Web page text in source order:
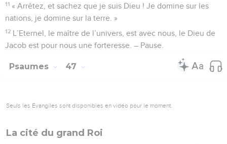
11 « Arrêtez, et sachez que je suis Dieu ! Je domine sur les
nations, je domine sur la terre. »
12 L’Eternel, le maître de l’univers, est avec nous, le Dieu de
Jacob est pour nous une forteresse. – Pause.
Psaumes 47
Seuls les Évangiles sont disponibles en vidéo pour le moment.
La cité du grand Roi